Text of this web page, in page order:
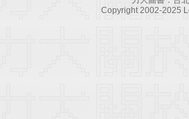
Copyright 2002-2025